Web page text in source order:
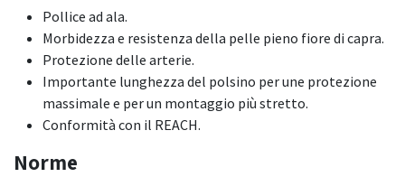
Pollice ad ala.
Morbidezza e resistenza della pelle pieno fiore di capra.
Protezione delle arterie.
Importante lunghezza del polsino per une protezione
massimale e per un montaggio più stretto.
Conformità con il REACH.
Norme